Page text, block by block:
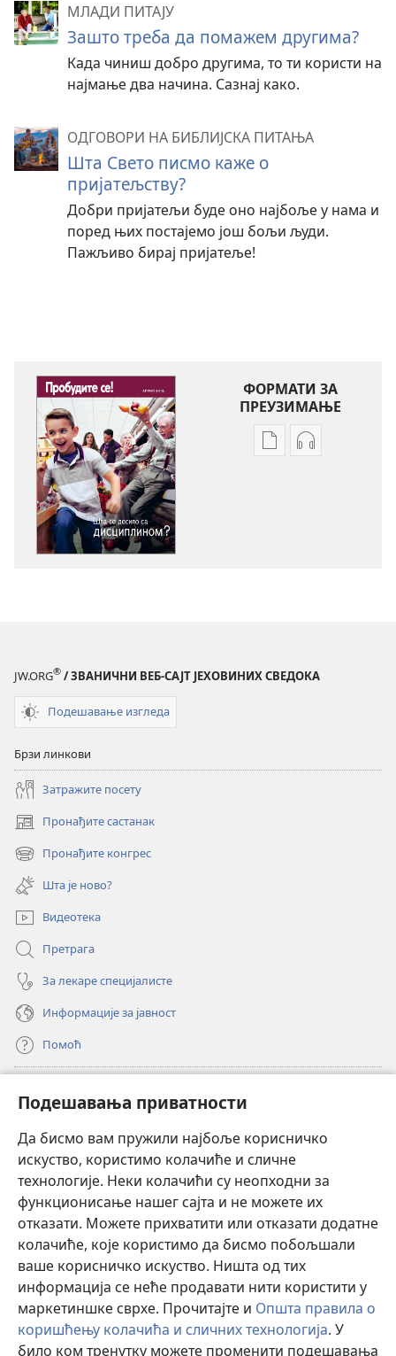
Подешавања приватности
Да бисмо вам пружили најбоље корисничко
искуство, користимо колачиће и сличне
технологије. Неки колачићи су неопходни за
функционисање нашег сајта и не можете их
отказати. Можете прихватити или отказати додатне
колачиће, које користимо да бисмо побољшали
ваше корисничко искуство. Ништа од тих
информација се неће продавати нити користити у
маркетиншке сврхе. Прочитајте и Општа правила о
коришћењу колачића и сличних технологија. У
било ком тренутку можете променити подешавања
МЛАДИ ПИТАЈУ
Зашто треба да помажем другима?
Када чиниш добро другима, то ти користи на
најмање два начина. Сазнај како.
ОДГОВОРИ НА БИБЛИЈСКА ПИТАЊА
Шта Свето писмо каже о
пријатељству?
Добри пријатељи буде оно најбоље у нама и
поред њих постајемо још бољи људи.
Пажљиво бирај пријатеље!
ФОРМАТИ ЗА
ПРЕУЗИМАЊЕ
Формати
дисциплином?
Формати
JW.ORG® / ЗВАНИЧНИ ВЕБ-САЈТ ЈЕХОВИНИХ СВЕДОКА
Подешавање изгледа
Брзи линкови
Затражите посету
Пронађите састанак
(отвара
нови
прозор)
Пронађите конгрес
(отвара
нови
прозор)
Шта је ново?
Видеотека
Претрага
За лекаре специјалисте
Информације за јавност
Помоћ
(отвара
нови
прозор)ОНЛАЈН БИБЛИОТЕКА Watchtower
(отвара
нови
прозор)JW Hub®
(отвара
нови
прозор)JW Library
Watchtower Library ®
Copyright© 2026 Watch Tower Bible and Tract Society of Pennsylvania.